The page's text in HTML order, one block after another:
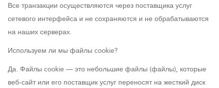
Все транзакции осуществляются через поставщика услуг
сетевого интерфейса и не сохраняются и не обрабатываются
на наших серверах.
Используем ли мы файлы cookie?
Да. Файлы cookie — это небольшие файлы (файлы), которые
веб-сайт или его поставщик услуг переносят на жесткий диск